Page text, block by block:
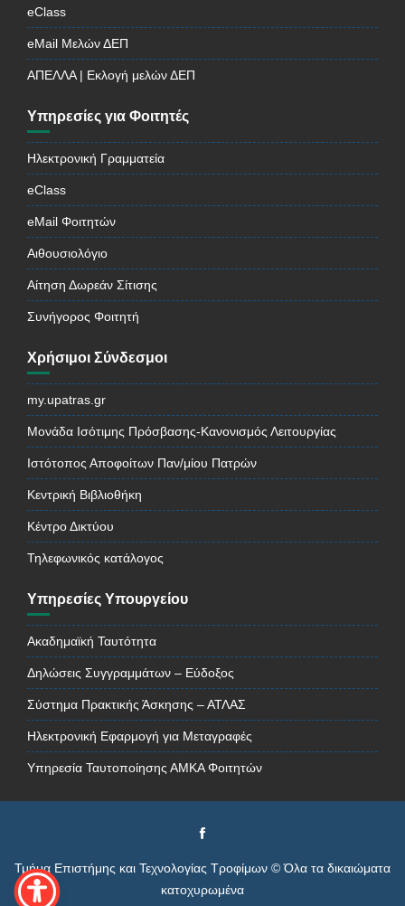
eClass
eMail Μελών ΔΕΠ
ΑΠΕΛΛΑ | Εκλογή μελών ΔΕΠ
Υπηρεσίες για Φοιτητές
Ηλεκτρονική Γραμματεία
eClass
eMail Φοιτητών
Αιθουσιολόγιο
Αίτηση Δωρεάν Σίτισης
Συνήγορος Φοιτητή
Χρήσιμοι Σύνδεσμοι
my.upatras.gr
Μονάδα Ισότιμης Πρόσβασης-Κανονισμός Λειτουργίας
Ιστότοπος Αποφοίτων Παν/μίου Πατρών
Κεντρική Βιβλιοθήκη
Κέντρο Δικτύου
Τηλεφωνικός κατάλογος
Υπηρεσίες Υπουργείου
Ακαδημαϊκή Ταυτότητα
Δηλώσεις Συγγραμμάτων – Εύδοξος
Σύστημα Πρακτικής Άσκησης – ΑΤΛΑΣ
Ηλεκτρονική Εφαρμογή για Μεταγραφές
Υπηρεσία Ταυτοποίησης ΑΜΚΑ Φοιτητών
Τμήμα Επιστήμης και Τεχνολογίας Τροφίμων © Όλα τα δικαιώματα
κατοχυρωμένα